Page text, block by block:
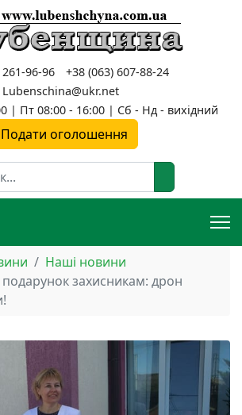
96-96
+38 (063) 607-88-24
Lubenschina@ukr.net
| Пт 08:00 - 16:00 | Сб - Нд - вихідний
Подати оголошення
Наші новини
подарунок захисникам: дрон